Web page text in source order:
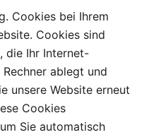
Cookies bei Ihrem
Cookies sind
die Ihr Internet-
ablegt und
unsere Website erneut
Cookies
Sie automatisch